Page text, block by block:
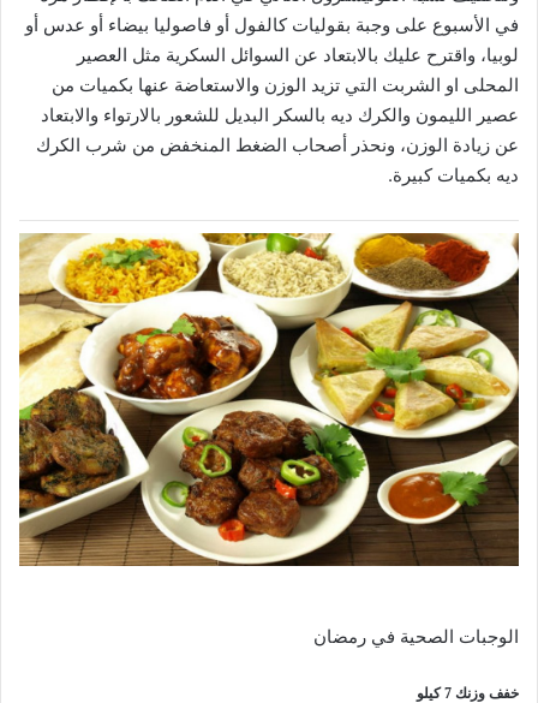
في الأسبوع على وجبة بقوليات كالفول أو فاصوليا بيضاء أو عدس أو
لوبيا، واقترح عليك بالابتعاد عن السوائل السكرية مثل العصير
المحلى او الشربت التي تزيد الوزن والاستعاضة عنها بكميات من
عصير الليمون والكرك ديه بالسكر البديل للشعور بالارتواء والابتعاد
عن زيادة الوزن، ونحذر أصحاب الضغط المنخفض من شرب الكرك
ديه بكميات كبيرة.
الوجبات الصحية في رمضان
خفف وزنك 7 كيلو